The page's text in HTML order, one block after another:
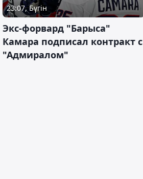
23:07, Бүгін
Экс-форвард "Барыса"
Камара подписал контракт с
"Адмиралом"